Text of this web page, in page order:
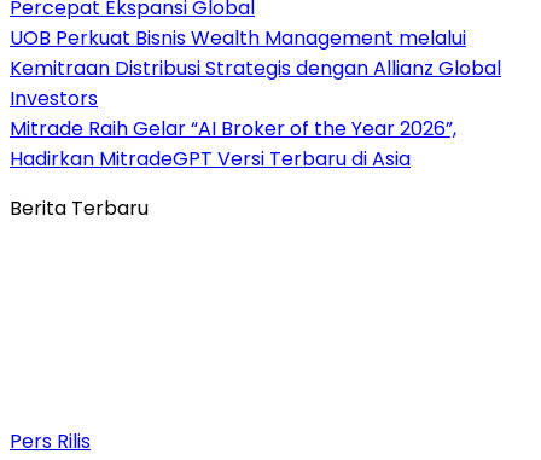
Percepat Ekspansi Global
UOB Perkuat Bisnis Wealth Management melalui
Kemitraan Distribusi Strategis dengan Allianz Global
Investors
Mitrade Raih Gelar “AI Broker of the Year 2026”,
Hadirkan MitradeGPT Versi Terbaru di Asia
Berita Terbaru
Pers Rilis